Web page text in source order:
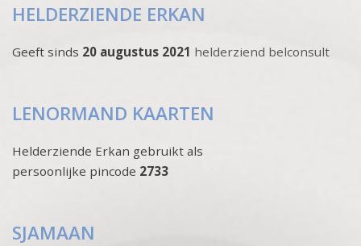
HELDERZIENDE ERKAN
Geeft sinds 20 augustus 2021 helderziend belconsult
LENORMAND KAARTEN
Helderziende Erkan gebruikt als
persoonlijke pincode 2733
SJAMAAN